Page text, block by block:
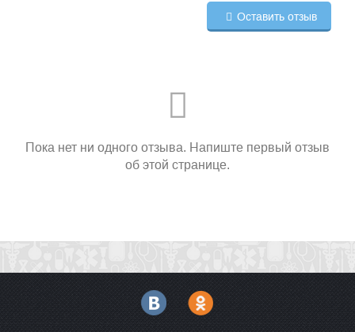
Оставить отзыв
Пока нет ни одного отзыва. Напиште первый отзыв
об этой странице.